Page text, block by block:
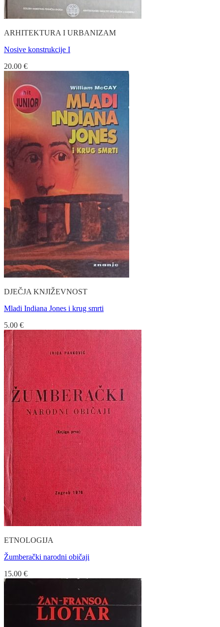
ARHITEKTURA I URBANIZAM
Nosive konstrukcije I
20.00 €
DJEČJA KNJIŽEVNOST
Mladi Indiana Jones i krug smrti
5.00 €
ETNOLOGIJA
Žumberački narodni običaji
15.00 €